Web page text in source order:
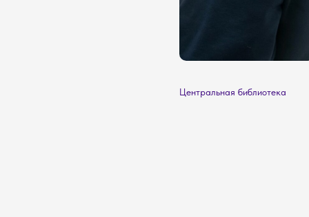
Центральная библиотека